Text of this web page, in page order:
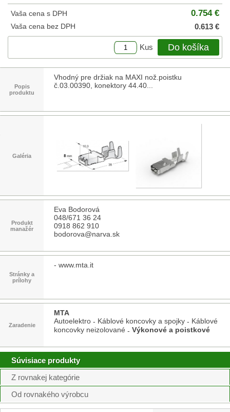
Vaša cena s DPH 0.754 €
Vaša cena bez DPH 0.613 €
Kus Do košíka
Popis
produktu
Vhodný pre držiak na MAXI nož.poistku
č.03.00390, konektory 44.40...
Galéria
Produkt
manažér
Eva Bodorová
048/671 36 24
0918 862 910
bodorova@narva.sk
Stránky a
prílohy
-www.mta.it
Zaradenie
MTA
Autoelektro - Káblové koncovky a spojky - Káblové
koncovky neizolované -Výkonové a poistkové
Súvisiace produkty
Z rovnakej kategórie
Od rovnakého výrobcu